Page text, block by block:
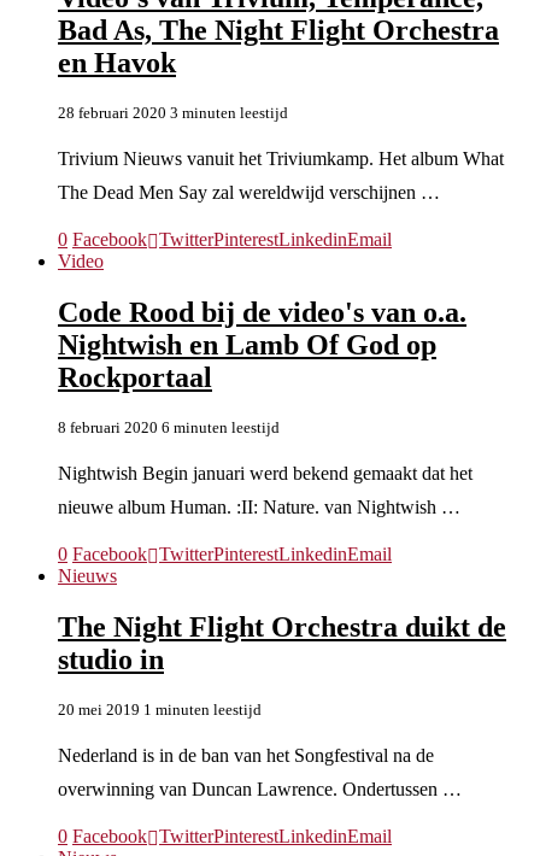
Bad As, The Night Flight Orchestra
en Havok
28 februari 2020 3 minuten leestijd
Trivium Nieuws vanuit het Triviumkamp. Het album What
The Dead Men Say zal wereldwijd verschijnen …
0 Facebook TwitterPinterestLinkedinEmail
Video
Code Rood bij de video's van o.a.
Nightwish en Lamb Of God op
Rockportaal
8 februari 2020 6 minuten leestijd
Nightwish Begin januari werd bekend gemaakt dat het
nieuwe album Human. :II: Nature. van Nightwish …
0 Facebook TwitterPinterestLinkedinEmail
Nieuws
The Night Flight Orchestra duikt de
studio in
20 mei 2019 1 minuten leestijd
Nederland is in de ban van het Songfestival na de
overwinning van Duncan Lawrence. Ondertussen …
0 Facebook TwitterPinterestLinkedinEmail